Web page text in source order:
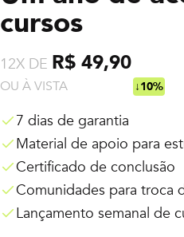
cursos
12X DE R$ 49,90
OU À VISTA ↓10%
7 dias de garantia
Material de apoio para
Certificado de conclusão
Comunidades para troca
Lançamento semanal de